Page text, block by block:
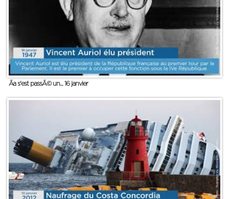
Ãa s'est passÃ© un... 16 janvier